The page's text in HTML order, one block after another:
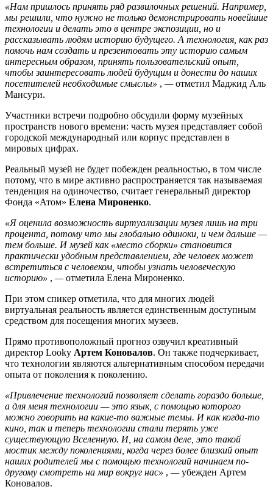
«Нам пришлось принять ряд развилочных решений. Например,
мы решили, что нужно не только демонстрировать новейшие
технологии и делать это в центре экспозиции, но и
рассказывать людям историю будущего. А технология, как раз
помочь нам создать и презентовать эту историю самым
интересным образом, принять пользовательский опыт,
чтобы заинтересовать людей будущим и донести до наших
посетителей необходимые смыслы» , —отметил Маджид Аль
Мансури.
Участники встречи подробно обсудили форму музейных
пространств нового времени: часть музея представляет собой
городской международный или корпус представлен в
мировых цифрах.
Реальный музей не будет побежден реальностью, в том числе
потому, что в мире активно распространяется так называемая
тенденция на одиночество, считает генеральный директор
Фонда «Атом» Елена Мироненко.
«Я оценила возможность виртуализации музея лишь на три
процента, потому что мы глобально одиноки, и чем дальше —
тем больше. И музей как «место сборки» становится
практически удобным представлением, где человек может
встретиться с человеком, чтобы узнать человеческую
историю» , —отметила Елена Мироненко.
При этом спикер отметила, что для многих людей
виртуальная реальность является единственным доступным
средством для посещения многих музеев.
Прямо противоположный прогноз озвучил креативный
директор Looky Артем Коновалов. Он также подчеркивает,
что технологии являются альтернативным способом передачи
опыта от поколения к поколению.
«Привлечение технологий позволяет сделать гораздо больше,
а для меня технологии — это язык, с помощью которого
можно говорить на какие-то важные темы. И как когда-то
кино, так и теперь технологии стали терять уже
существующую Вселенную. И, на самом деле, это такой
мостик между поколениями, когда через более близкий опыт
наших родителей мы с помощью технологий начинаем по-
другому смотреть на мир вокруг нас» , —убежден Артем
Коновалов.